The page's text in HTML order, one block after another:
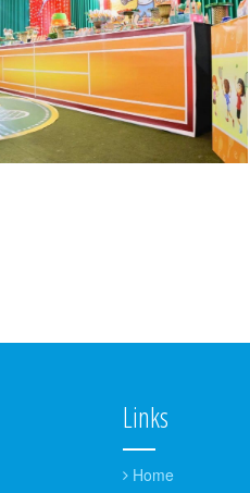
Links
Home